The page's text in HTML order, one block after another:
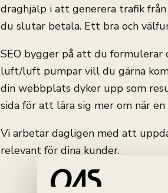
draghjälp i att generera trafik
du slutar betala. Ett bra och
SEO bygger på att du formulerar
luft/luft pumpar vill du gärna
din webbplats dyker upp som
sida för att lära sig mer om när
Vi arbetar dagligen med att
relevant för dina kunder.